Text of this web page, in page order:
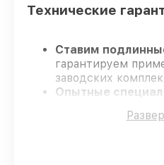
Технические
Ставим
гарантируем
заводских
Опытные
качество